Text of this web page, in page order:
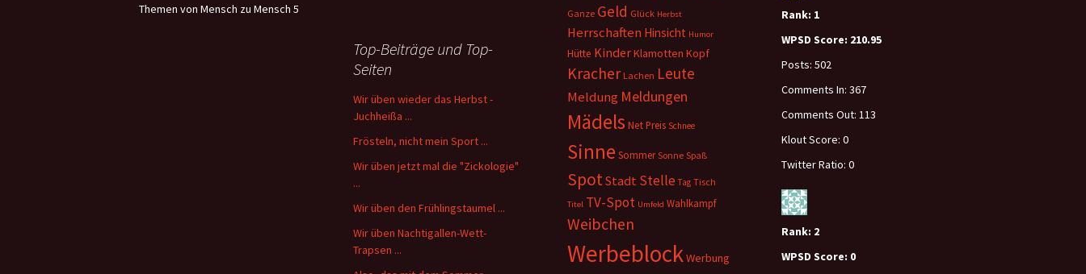
Themen von Mensch zu Mensch 5
Ganze Geld Glück Herbst
Herrschaften Hinsicht Humor
Hütte KinderKlamotten Kopf
Kracher Lachen Leute
Meldung Meldungen
Mädels NetPreis Schnee
Sinne Sommer Sonne Spaß
SpotStadt Stelle Tag Tisch
Titel TV-Spot Umfeld Wahlkampf
Weibchen
WerbeblockWerbung
Rank: 1
WPSD Score: 210.95
Posts: 502
Comments In: 367
Comments Out: 113
Klout Score: 0
Twitter Ratio: 0
Rank: 2
WPSD Score: 0
Top-Beiträge und Top-
Seiten
Wir üben wieder das Herbst -
Juchheißa ...
Frösteln, nicht mein Sport ...
Wir üben jetzt mal die "Zickologie"
...
Wir üben den Frühlingstaumel ...
Wir üben Nachtigallen-Wett-
Trapsen ...